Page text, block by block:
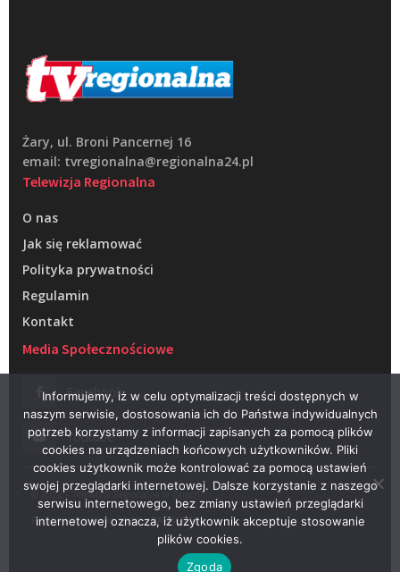
Żary, ul. Broni Pancernej 16
email: tvregionalna@regionalna24.pl
Telewizja Regionalna
O nas
Jak się reklamować
Polityka prywatności
Regulamin
Kontakt
Media Społecznościowe
Facebook
Youtube
© 2022 – Telewizja Regionalna w Żarach
Projektowanie stron WWW –RAGACOM
Informujemy, iż w celu optymalizacji treści dostępnych w
naszym serwisie, dostosowania ich do Państwa indywidualnych
potrzeb korzystamy z informacji zapisanych za pomocą plików
cookies na urządzeniach końcowych użytkowników. Pliki
cookies użytkownik może kontrolować za pomocą ustawień
swojej przeglądarki internetowej. Dalsze korzystanie z naszego
serwisu internetowego, bez zmiany ustawień przeglądarki
internetowej oznacza, iż użytkownik akceptuje stosowanie
plików cookies.
Zgoda